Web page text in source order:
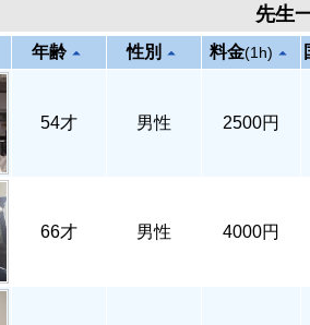
先生
年齢arrow_drop_up 性別 arrow_drop_up 料金(1h) arrow_drop_up
54才 男性 2500円
66才 男性 4000円